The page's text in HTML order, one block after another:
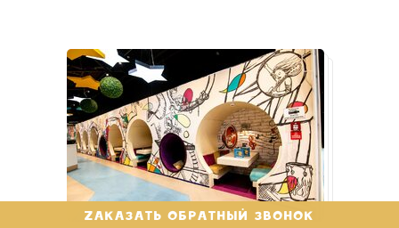
ZАКАЗАТЬ ОБРАТНЫЙ ЗВОНОК